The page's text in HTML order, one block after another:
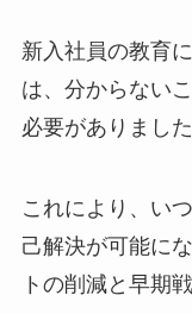
新入社員の教育
は、分からない
必要がありまし
これにより、い
己解決が可能に
トの削減と早期